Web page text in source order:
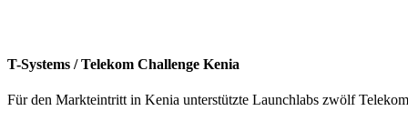
T-Systems / Telekom Challenge Kenia
Für den Markteintritt in Kenia unterstützte Launchlabs zwölf